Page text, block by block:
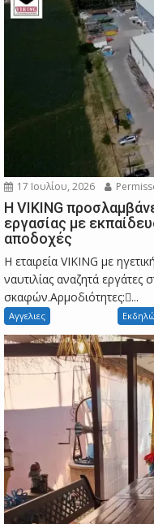
17 Ιουλίου, 2026
Η VIKING
εργασίας με
αποδοχές
Η εταιρεία VIKING με
ναυτιλίας αναζητά εργάτες
σκαφών.Αρμοδιότητες:...
Αγγελιες